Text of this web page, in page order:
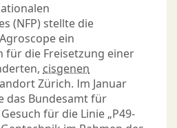
(NFP) stellte die
ein
für die Freisetzung einer
cisgenen
Zürich. Im Januar
das Bundesamt für
für die Linie „P49-